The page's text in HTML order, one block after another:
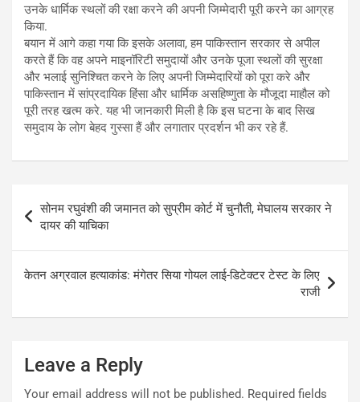
उनके धार्मिक स्थलों की रक्षा करने की अपनी जिम्मेदारी पूरी करने का आग्रह
किया.
बयान में आगे कहा गया कि इसके अलावा, हम पाकिस्तान सरकार से अपील
करते हैं कि वह अपने माइनॉरिटी समुदायों और उनके पूजा स्थलों की सुरक्षा
और भलाई सुनिश्चित करने के लिए अपनी जिम्मेदारियों को पूरा करे और
पाकिस्तान में सांप्रदायिक हिंसा और धार्मिक असहिष्णुता के मौजूदा माहौल को
पूरी तरह खत्म करे. यह भी जानकारी मिली है कि इस घटना के बाद सिख
समुदाय के लोग बेहद गुस्सा हैं और लगातार प्रदर्शन भी कर रहे हैं.
Post
navigation
सोनम रघुवंशी की जमानत को सुप्रीम कोर्ट में चुनौती, मेघालय सरकार ने
दायर की याचिका
केतन अग्रवाल हत्याकांड: मंगेतर सिया गोयल लाई-डिटेक्टर टेस्ट के लिए
राजी
Leave a Reply
Your email address will not be published. Required fields